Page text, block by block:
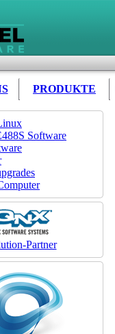
PRODUKTE
Software
Partner